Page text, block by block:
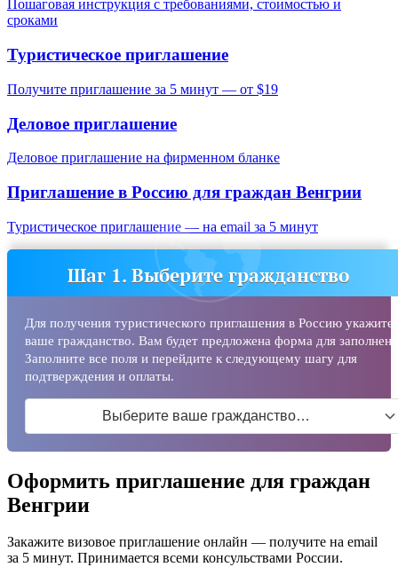
Пошаговая инструкция с требованиями, стоимостью и
сроками
Туристическое приглашение
Получите приглашение за 5 минут — от $19
Деловое приглашение
Деловое приглашение на фирменном бланке
Приглашение в Россию для граждан Венгрии
Туристическое приглашение — на email за 5 минут
Шаг 1. Выберите гражданство
Для получения туристического приглашения в Россию укажите
ваше гражданство. Вам будет предложена форма для
Заполните все поля и перейдите к следующему шагу для
подтверждения и оплаты.
Выберите ваше гражданство…
Оформить приглашение для граждан
Венгрии
Закажите визовое приглашение онлайн — получите на email
за 5 минут. Принимается всеми консульствами России.